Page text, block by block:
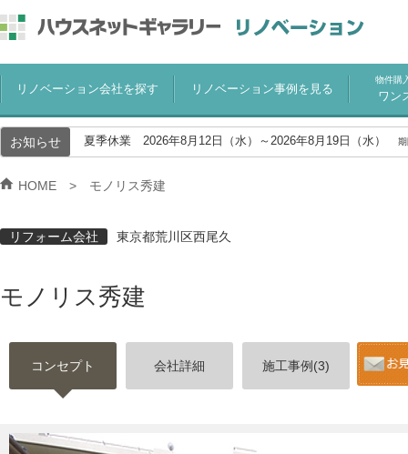
リノベーション会社を探す リノベーション事例を見る
物件購
ワン
お知らせ 夏季休業 2026年8月12日（水）～2026年8月19日（水）
HOME モノリス秀建
リフォーム会社 東京都荒川区西尾久
モノリス秀建
コンセプト 会社詳細 施工事例(3)